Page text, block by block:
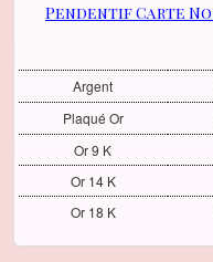
Pendentif Carte
Argent
Plaqué Or
Or 9 K
Or 14 K
Or 18 K